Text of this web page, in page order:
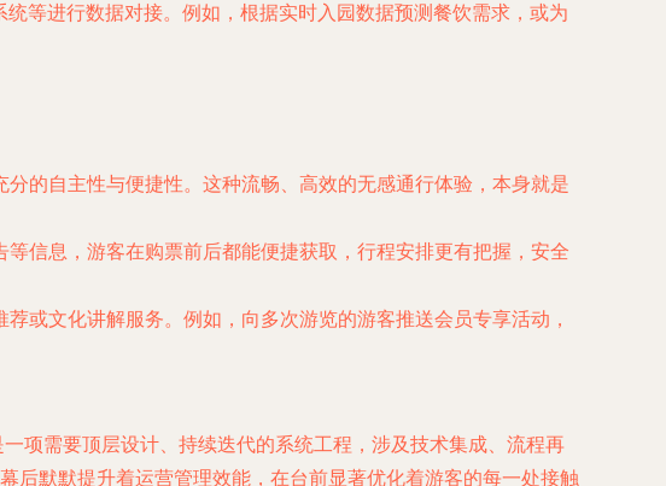
等进行数据对接。例如，根据实时入园数据预测餐饮需求，或为
的自主性与便捷性。这种流畅、高效的无感通行体验，本身就是
信息，游客在购票前后都能便捷获取，行程安排更有把握，安全
或文化讲解服务。例如，向多次游览的游客推送会员专享活动，
项需要顶层设计、持续迭代的系统工程，涉及技术集成、流程再
后默默提升着运营管理效能，在台前显著优化着游客的每一处接触